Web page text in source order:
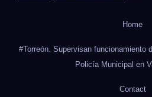
Home
#Torreón. Supervisan funcionamiento
Policía Municipal en
Contact